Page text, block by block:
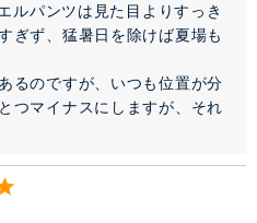
ルパンツは見た目よりすっき
ぎず、猛暑日を除けば夏場も
るのですが、いつも位置が分
つマイナスにしますが、それ